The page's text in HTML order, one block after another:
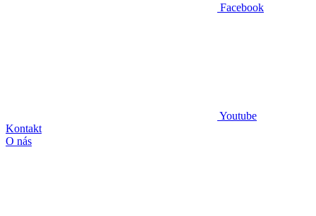
Facebook
Youtube
Kontakt
O nás